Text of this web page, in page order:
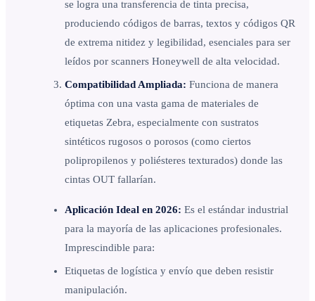
se logra una transferencia de tinta precisa,
produciendo códigos de barras, textos y códigos QR
de extrema nitidez y legibilidad, esenciales para ser
leídos por scanners Honeywell de alta velocidad.
Compatibilidad Ampliada: Funciona de manera
óptima con una vasta gama de materiales de
etiquetas Zebra, especialmente con sustratos
sintéticos rugosos o porosos (como ciertos
polipropilenos y poliésteres texturados) donde las
cintas OUT fallarían.
Aplicación Ideal en 2026: Es el estándar industrial
para la mayoría de las aplicaciones profesionales.
Imprescindible para:
Etiquetas de logística y envío que deben resistir
manipulación.